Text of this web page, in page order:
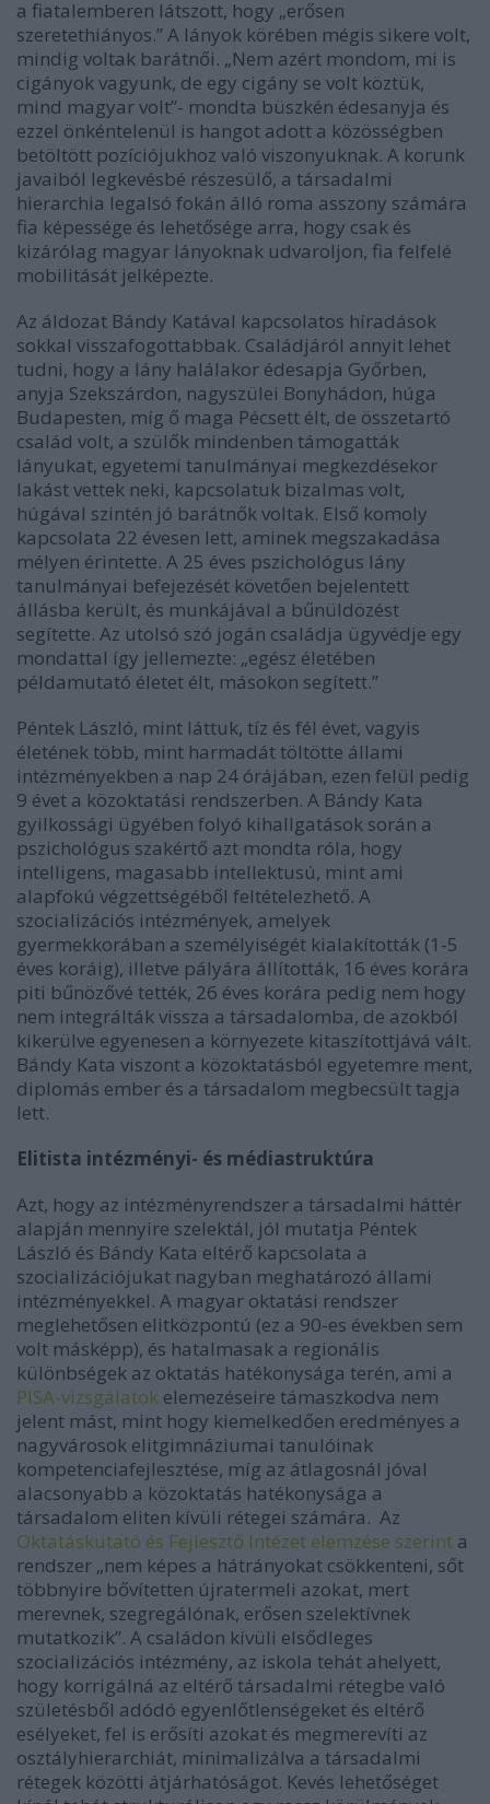
a fiatalemberen látszott, hogy „erősen
szeretethiányos.” A lányok körében mégis sikere volt,
mindig voltak barátnői. „Nem azért mondom, mi is
cigányok vagyunk, de egy cigány se volt köztük,
mind magyar volt”- mondta büszkén édesanyja és
ezzel önkéntelenül is hangot adott a közösségben
betöltött pozíciójukhoz való viszonyuknak. A korunk
javaiból legkevésbé részesülő, a társadalmi
hierarchia legalsó fokán álló roma asszony számára
fia képessége és lehetősége arra, hogy csak és
kizárólag magyar lányoknak udvaroljon, fia felfelé
mobilitását jelképezte.
Az áldozat Bándy Katával kapcsolatos híradások
sokkal visszafogottabbak. Családjáról annyit lehet
tudni, hogy a lány halálakor édesapja Győrben,
anyja Szekszárdon, nagyszülei Bonyhádon, húga
Budapesten, míg ő maga Pécsett élt, de összetartó
család volt, a szülők mindenben támogatták
lányukat, egyetemi tanulmányai megkezdésekor
lakást vettek neki, kapcsolatuk bizalmas volt,
húgával szintén jó barátnők voltak. Első komoly
kapcsolata 22 évesen lett, aminek megszakadása
mélyen érintette. A 25 éves pszichológus lány
tanulmányai befejezését követően bejelentett
állásba került, és munkájával a bűnüldözést
segítette. Az utolsó szó jogán családja ügyvédje egy
mondattal így jellemezte: „egész életében
példamutató életet élt, másokon segített.”
Péntek László, mint láttuk, tíz és fél évet, vagyis
életének több, mint harmadát töltötte állami
intézményekben a nap 24 órájában, ezen felül pedig
9 évet a közoktatási rendszerben. A Bándy Kata
gyilkossági ügyében folyó kihallgatások során a
pszichológus szakértő azt mondta róla, hogy
intelligens, magasabb intellektusú, mint ami
alapfokú végzettségéből feltételezhető. A
szocializációs intézmények, amelyek
gyermekkorában a személyiségét kialakították (1-5
éves koráig), illetve pályára állították, 16 éves korára
piti bűnözővé tették, 26 éves korára pedig nem hogy
nem integrálták vissza a társadalomba, de azokból
kikerülve egyenesen a környezete kitaszítottjává vált.
Bándy Kata viszont a közoktatásból egyetemre ment,
diplomás ember és a társadalom megbecsült tagja
lett.
Elitista intézményi- és médiastruktúra
Azt, hogy az intézményrendszer a társadalmi háttér
alapján mennyire szelektál, jól mutatja Péntek
László és Bándy Kata eltérő kapcsolata a
szocializációjukat nagyban meghatározó állami
intézményekkel. A magyar oktatási rendszer
meglehetősen elitközpontú (ez a 90-es években sem
volt másképp), és hatalmasak a regionális
különbségek az oktatás hatékonysága terén, ami a
PISA-vizsgálatok elemezéseire támaszkodva nem
jelent mást, mint hogy kiemelkedően eredményes a
nagyvárosok elitgimnáziumai tanulóinak
kompetenciafejlesztése, míg az átlagosnál jóval
alacsonyabb a közoktatás hatékonysága a
társadalom eliten kívüli rétegei számára. Az
Oktatáskutató és Fejlesztő Intézet elemzése szerint a
rendszer „nem képes a hátrányokat csökkenteni, sőt
többnyire bővítetten újratermeli azokat, mert
merevnek, szegregálónak, erősen szelektívnek
mutatkozik”. A családon kívüli elsődleges
szocializációs intézmény, az iskola tehát ahelyett,
hogy korrigálná az eltérő társadalmi rétegbe való
születésből adódó egyenlőtlenségeket és eltérő
esélyeket, fel is erősíti azokat és megmerevíti az
osztályhierarchiát, minimalizálva a társadalmi
rétegek közötti átjárhatóságot. Kevés lehetőséget